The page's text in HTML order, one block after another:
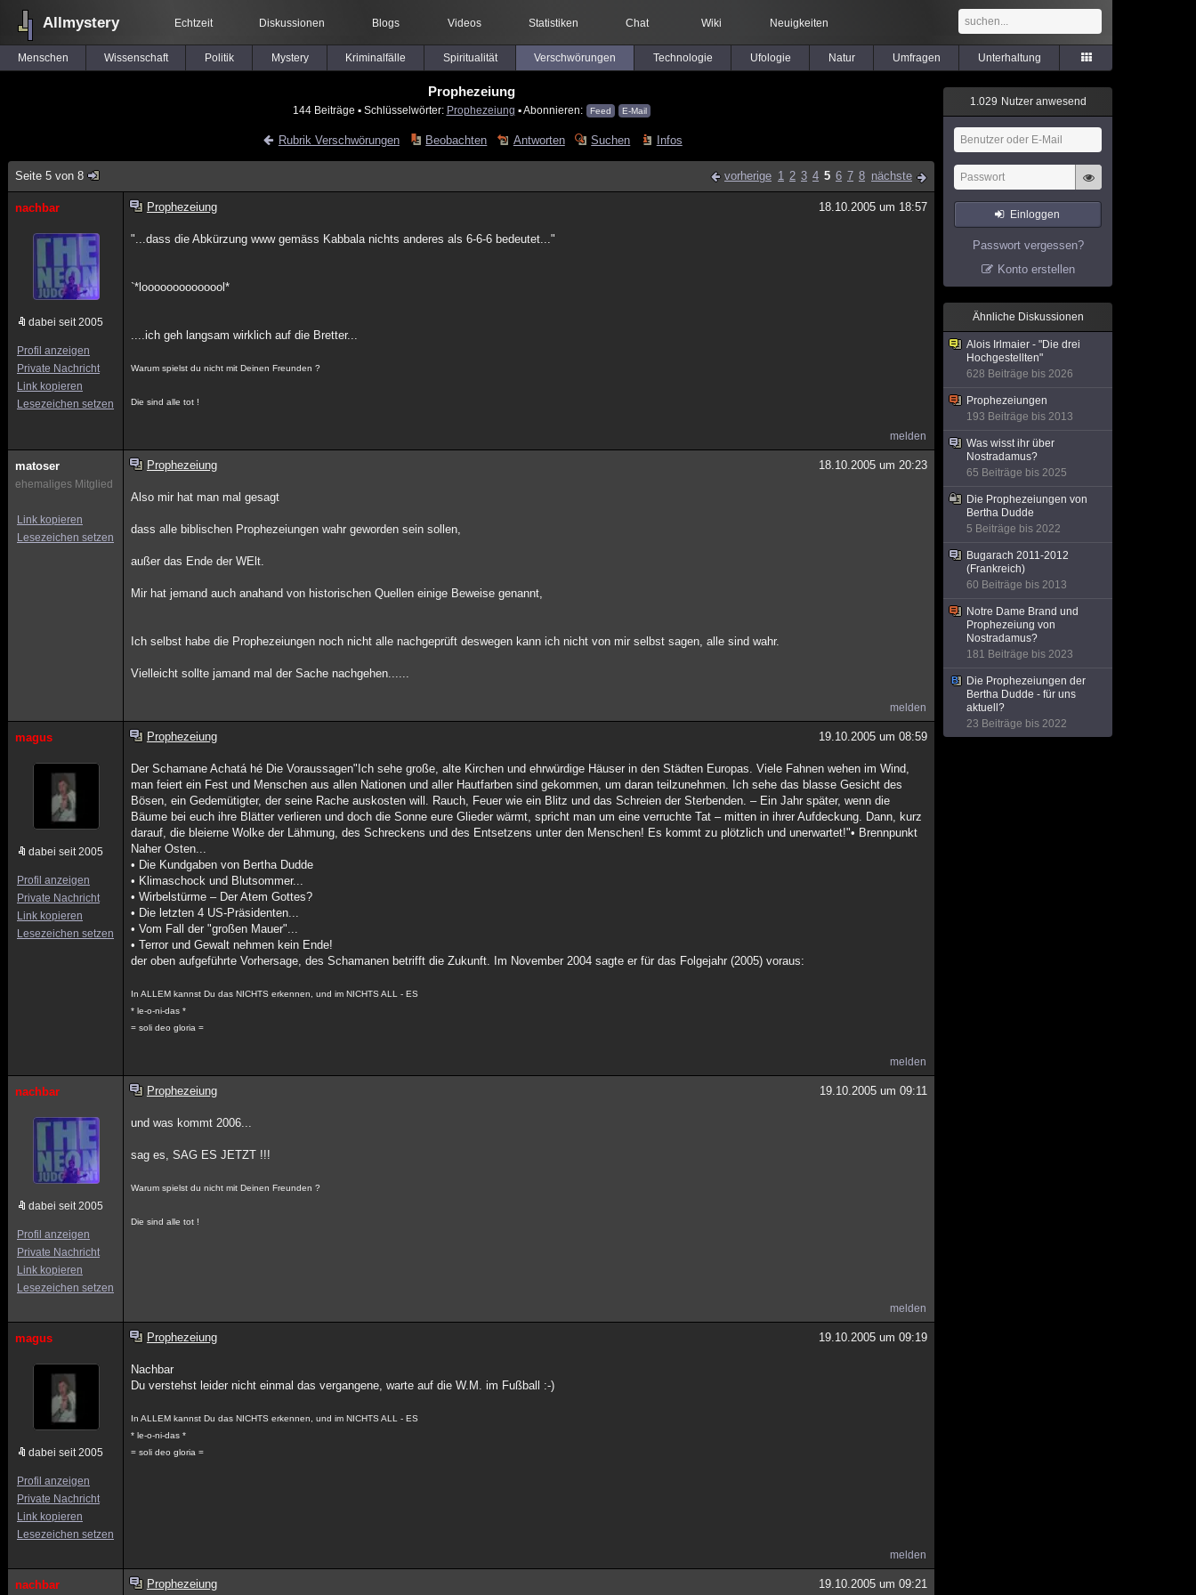
Allmystery Echtzeit Diskussionen Blogs Videos Statistiken Chat Wiki Neuigkeiten
Menschen Wissenschaft Politik Mystery Kriminalfälle Spiritualität Verschwörungen Technologie Ufologie Natur Umfragen Unterhaltung
Prophezeiung
144 Beiträge ▪ Schlüsselwörter: Prophezeiung ▪ Abonnieren: Feed E-Mail
Rubrik Verschwörungen Beobachten Antworten Suchen Infos
Seite 5 von 8 vorherige 1 2 3 4 5 6 7 8 nächste
nachbar
dabei seit 2005
Profil anzeigen
Private Nachricht
Link kopieren
Lesezeichen setzen
Prophezeiung 18.10.2005 um 18:57
"...dass die Abkürzung www gemäss Kabbala nichts anderes als 6-6-6 bedeutet..."
`*loooooooooooool*
....ich geh langsam wirklich auf die Bretter...
Warum spielst du nicht mit Deinen Freunden ?
Die sind alle tot !
melden
matoser
ehemaliges Mitglied
Link kopieren
Lesezeichen setzen
Prophezeiung 18.10.2005 um 20:23
Also mir hat man mal gesagt
dass alle biblischen Prophezeiungen wahr geworden sein sollen,
außer das Ende der WElt.
Mir hat jemand auch anahand von historischen Quellen einige Beweise genannt,
Ich selbst habe die Prophezeiungen noch nicht alle nachgeprüft deswegen kann ich nicht von mir selbst sagen, alle sind wahr.
Vielleicht sollte jamand mal der Sache nachgehen......
melden
magus
dabei seit 2005
Profil anzeigen
Private Nachricht
Link kopieren
Lesezeichen setzen
Prophezeiung 19.10.2005 um 08:59
Der Schamane Achatá hé Die Voraussagen"Ich sehe große, alte Kirchen und ehrwürdige Häuser in den Städten Europas. Viele Fahnen wehen im Wind,
man feiert ein Fest und Menschen aus allen Nationen und aller Hautfarben sind gekommen, um daran teilzunehmen. Ich sehe das blasse Gesicht des
Bösen, ein Gedemütigter, der seine Rache auskosten will. Rauch, Feuer wie ein Blitz und das Schreien der Sterbenden. – Ein Jahr später, wenn die
Bäume bei euch ihre Blätter verlieren und doch die Sonne eure Glieder wärmt, spricht man um eine verruchte Tat – mitten in ihrer Aufdeckung. Dann, kurz
darauf, die bleierne Wolke der Lähmung, des Schreckens und des Entsetzens unter den Menschen! Es kommt zu plötzlich und unerwartet!"• Brennpunkt
Naher Osten...
• Die Kundgaben von Bertha Dudde
• Klimaschock und Blutsommer...
• Wirbelstürme – Der Atem Gottes?
• Die letzten 4 US-Präsidenten...
• Vom Fall der "großen Mauer"...
• Terror und Gewalt nehmen kein Ende!
der oben aufgeführte Vorhersage, des Schamanen betrifft die Zukunft. Im November 2004 sagte er für das Folgejahr (2005) voraus:
In ALLEM kannst Du das NICHTS erkennen, und im NICHTS ALL - ES
* le-o-ni-das *
= soli deo gloria =
melden
nachbar
dabei seit 2005
Profil anzeigen
Private Nachricht
Link kopieren
Lesezeichen setzen
Prophezeiung 19.10.2005 um 09:11
und was kommt 2006...
sag es, SAG ES JETZT !!!
Warum spielst du nicht mit Deinen Freunden ?
Die sind alle tot !
melden
magus
dabei seit 2005
Profil anzeigen
Private Nachricht
Link kopieren
Lesezeichen setzen
Prophezeiung 19.10.2005 um 09:19
Nachbar
Du verstehst leider nicht einmal das vergangene, warte auf die W.M. im Fußball :-)
In ALLEM kannst Du das NICHTS erkennen, und im NICHTS ALL - ES
* le-o-ni-das *
= soli deo gloria =
melden
nachbar Prophezeiung 19.10.2005 um 09:21
1.029 Nutzer anwesend
Einloggen
Passwort vergessen?
Konto erstellen
Ähnliche Diskussionen
Alois Irlmaier - "Die drei
Hochgestellten"
628 Beiträge bis 2026
Prophezeiungen
193 Beiträge bis 2013
Was wisst ihr über
Nostradamus?
65 Beiträge bis 2025
Die Prophezeiungen von
Bertha Dudde
5 Beiträge bis 2022
Bugarach 2011-2012
(Frankreich)
60 Beiträge bis 2013
Notre Dame Brand und
Prophezeiung von
Nostradamus?
181 Beiträge bis 2023
Die Prophezeiungen der
Bertha Dudde - für uns
aktuell?
23 Beiträge bis 2022